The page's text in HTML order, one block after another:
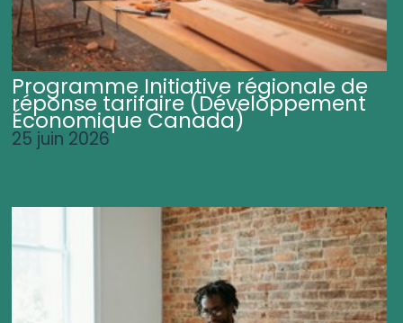
Programme Initiative régionale de
réponse tarifaire (Développement
Économique Canada)
25 juin 2026